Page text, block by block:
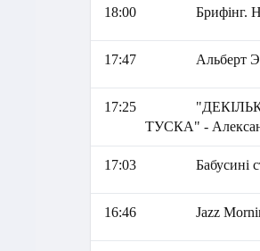
18:00 Брифінг.
17:47 Альберт
17:25
ТУСКА" -
17:03 Бабусині
16:46 Jazz